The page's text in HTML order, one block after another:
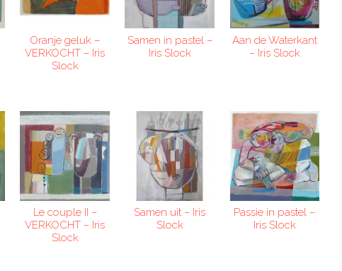
Oranje geluk –
VERKOCHT – Iris
Slock
Samen in pastel –
Iris Slock
Aan de Waterkant
– Iris Slock
Le couple II –
VERKOCHT – Iris
Slock
Samen uit – Iris
Slock
Passie in pastel –
Iris Slock